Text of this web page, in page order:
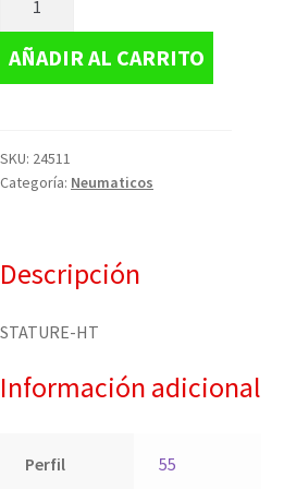
AÑADIR AL CARRITO
SKU: 24511
Categoría: Neumaticos
Descripción
STATURE-HT
Información adicional
Perfil 55